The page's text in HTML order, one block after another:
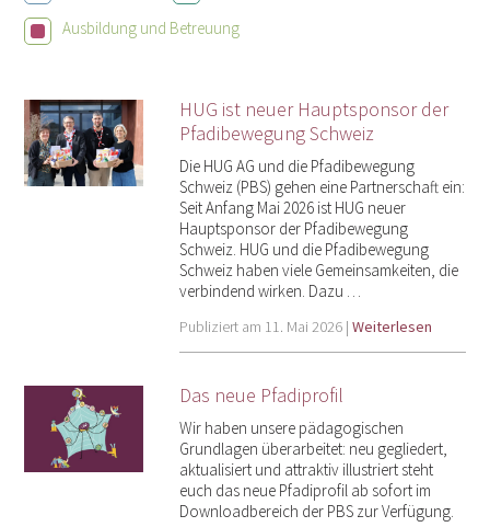
Ausbildung und Betreuung
HUG ist neuer Hauptsponsor der
Pfadibewegung Schweiz
Die HUG AG und die Pfadibewegung
Schweiz (PBS) gehen eine Partnerschaft ein:
Seit Anfang Mai 2026 ist HUG neuer
Hauptsponsor der Pfadibewegung
Schweiz. HUG und die Pfadibewegung
Schweiz haben viele Gemeinsamkeiten, die
verbindend wirken. Dazu …
Publiziert am 11. Mai 2026 | Weiterlesen
Das neue Pfadiprofil
Wir haben unsere pädagogischen
Grundlagen überarbeitet: neu gegliedert,
aktualisiert und attraktiv illustriert steht
euch das neue Pfadiprofil ab sofort im
Downloadbereich der PBS zur Verfügung.